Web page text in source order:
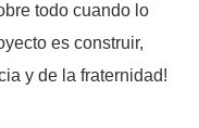
todo cuando lo
es construir,
y de la fraternidad!